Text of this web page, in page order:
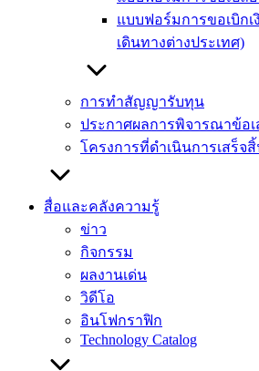
แบบฟอร์มการขอเบิก
เดินทางต่างประเทศ)
การทำสัญญารับทุน
ประกาศผลการพิจารณาข้อ
โครงการที่ดำเนินการเสร็จ
สื่อและคลังความรู้
ข่าว
กิจกรรม
ผลงานเด่น
วิดีโอ
อินโฟกราฟิก
Technology Catalog